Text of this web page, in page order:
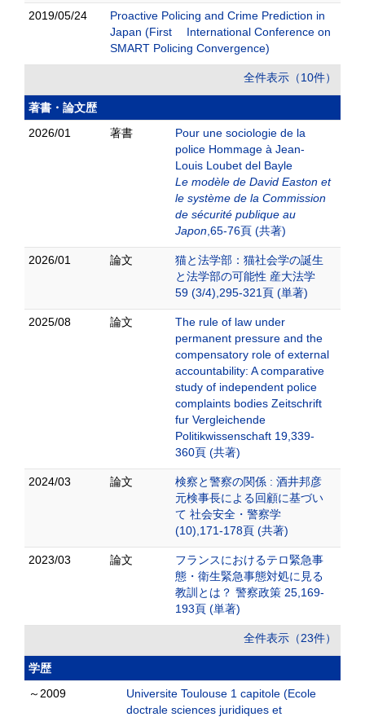
2019/05/24
Proactive Policing and Crime Prediction in
Japan (First International Conference on
SMART Policing Convergence)
全件表示（10件）
著書・論文歴
2026/01
著書
Pour une sociologie de la
police Hommage à Jean-
Louis Loubet del Bayle
Le modèle de David Easton et
le système de la Commission
de sécurité publique au
Japon ,65-76頁 (共著)
2026/01 論文
猫と法学部：猫社会学の誕生
と法学部の可能性 産大法学
59 (3/4),295-321頁 (単著)
2025/08 論文
The rule of law under
permanent pressure and the
compensatory role of external
accountability: A comparative
study of independent police
complaints bodies Zeitschrift
fur Vergleichende
Politikwissenschaft 19,339-
360頁 (共著)
2024/03 論文
検察と警察の関係 : 酒井邦彦
元検事長による回顧に基づい
て 社会安全・警察学
(10),171-178頁 (共著)
2023/03 論文
フランスにおけるテロ緊急事
態・衛生緊急事態対処に見る
教訓とは？ 警察政策 25,169-
193頁 (単著)
全件表示（23件）
学歴
～2009
Universite Toulouse 1 capitole (Ecole
doctrale sciences juridiques et